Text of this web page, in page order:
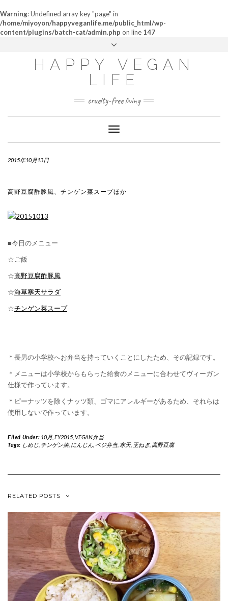
Warning: Undefined array key "page" in
/home/miyoyon/happyveganlife.me/public_html/wp-
content/plugins/batch-cat/admin.php on line 147
ABOUT
MY STORY
CONTACT
HAPPY VEGAN
LIFE
cruelty-free living
Toggle
Navigation
2015年10月13日
高野豆腐酢豚風、チンゲン菜スープほか
■今日のメニュー
☆ご飯
☆高野豆腐酢豚風
☆海草寒天サラダ
☆チンゲン菜スープ
＊長男の小学校へお弁当を持っていくことにしたため、その記録です。
＊メニューは小学校からもらった給食のメニューに合わせてヴィーガン
仕様で作っています。
＊ピーナッツを除くナッツ類、ゴマにアレルギーがあるため、それらは
使用しないで作っています。
Filed Under: 10月, FY2015, VEGAN弁当
Tags: しめじ, チンゲン菜, にんじん, ベジ弁当, 寒天, 玉ねぎ, 高野豆腐
RELATED POSTS